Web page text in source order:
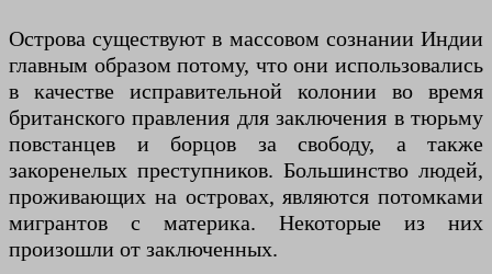
Острова существуют в массовом сознании Индии
главным образом потому, что они использовались
в качестве исправительной колонии во время
британского правления для заключения в тюрьму
повстанцев и борцов за свободу, а также
закоренелых преступников. Большинство людей,
проживающих на островах, являются потомками
мигрантов с материка. Некоторые из них
произошли от заключенных.